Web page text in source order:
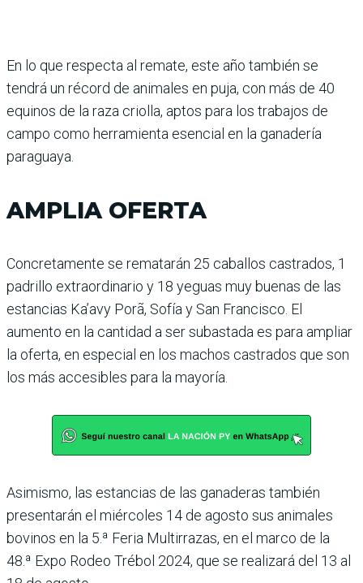
En lo que respecta al remate, este año también se
tendrá un récord de animales en puja, con más de 40
equinos de la raza criolla, aptos para los trabajos de
campo como herramienta esencial en la ganadería
paraguaya.
AMPLIA OFERTA
Concretamente se rematarán 25 caballos castrados, 1
padrillo extraordinario y 18 yeguas muy buenas de las
estancias Ka’avy Porã, Sofía y San Francisco. El
aumento en la cantidad a ser subastada es para ampliar
la oferta, en especial en los machos castrados que son
los más accesibles para la mayoría.
Asimismo, las estancias de las ganaderas también
presentarán el miércoles 14 de agosto sus animales
bovinos en la 5.ª Feria Multirrazas, en el marco de la
48.ª Expo Rodeo Trébol 2024, que se realizará del 13 al